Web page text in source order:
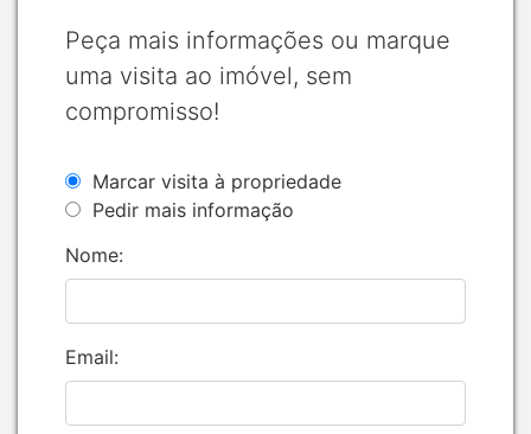
Peça mais informações ou marque
uma visita ao imóvel, sem
compromisso!
Marcar visita à propriedade
Pedir mais informação
Nome:
Email: